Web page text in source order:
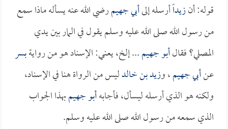
قوله: أنزيداًأرسله إلىأبي جهيمرضي الله عنه يسأله ماذا سمع
من رسول الله صلى الله عليه وسلم يقول في المار بين يدي
المصلي؟ فقالأبو جهيم... إلخ، يعني: الإسناد هو من روايةبسر
عنأبي جهيم، وزيد بن خالدليس من الرواة هنا في الإسناد،
ولكنه هو الذي أرسله ليسأل، فأجابهأبو جهيمبهذا الجواب
الذي سمعه من رسول الله صلى الله عليه وسلم.